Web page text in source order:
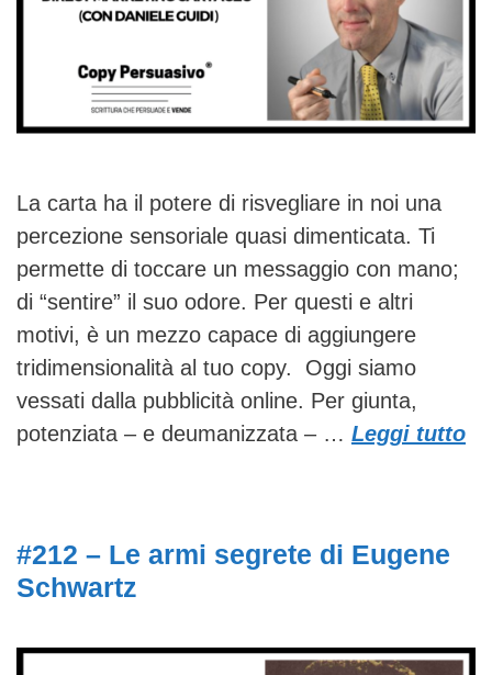
La carta ha il potere di risvegliare in noi una
percezione sensoriale quasi dimenticata. Ti
permette di toccare un messaggio con mano;
di “sentire” il suo odore. Per questi e altri
motivi, è un mezzo capace di aggiungere
tridimensionalità al tuo copy. Oggi siamo
vessati dalla pubblicità online. Per giunta,
potenziata – e deumanizzata – … Leggi tutto
#212 – Le armi segrete di Eugene
Schwartz